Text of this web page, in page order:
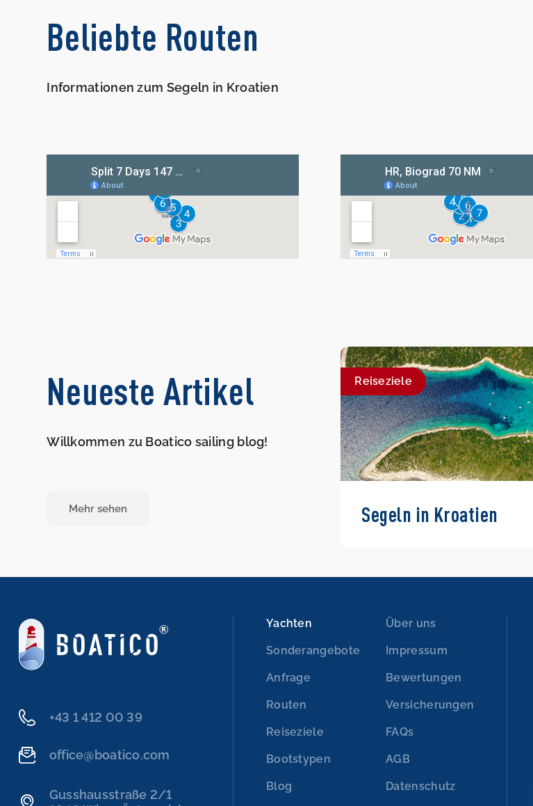
Beliebte Routen
Informationen zum Segeln in Kroatien
Neueste Artikel
Willkommen zu Boatico sailing blog!
Mehr sehen
Reiseziele
Segeln in Kroatien
+43 1 412 00 39
office@boatico.com
Gusshausstraße 2/1
Yachten
Sonderangebote
Anfrage
Routen
Reiseziele
Bootstypen
Blog
Über uns
Impressum
Bewertungen
Versicherungen
FAQs
AGB
Datenschutz